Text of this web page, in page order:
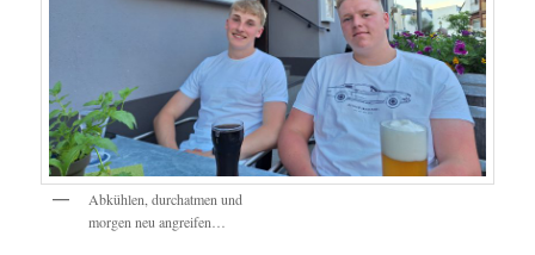
Abkühlen, durchatmen und
morgen neu angreifen…